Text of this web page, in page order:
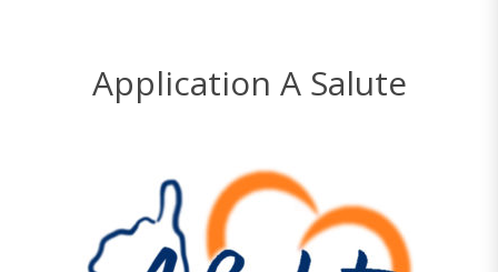
Application A Salute